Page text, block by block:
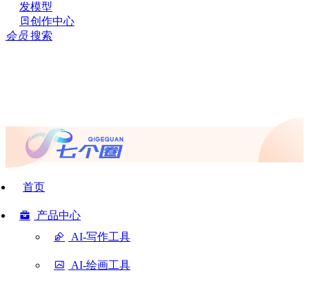
发模型
创作中心
会员 搜索
首页
产品中心
AI-写作工具
AI-绘画工具